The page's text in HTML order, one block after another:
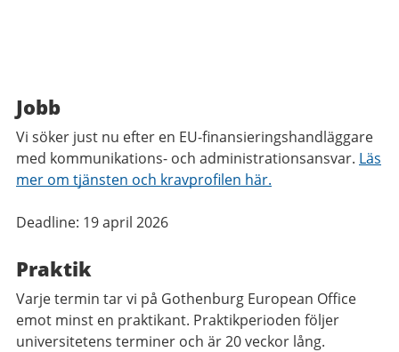
Jobb
Vi söker just nu efter en EU-finansieringshandläggare
med kommunikations- och administrationsansvar. Läs
mer om tjänsten och kravprofilen här.
Deadline: 19 april 2026
Praktik
Varje termin tar vi på Gothenburg European Office
emot minst en praktikant. Praktikperioden följer
universitetens terminer och är 20 veckor lång.